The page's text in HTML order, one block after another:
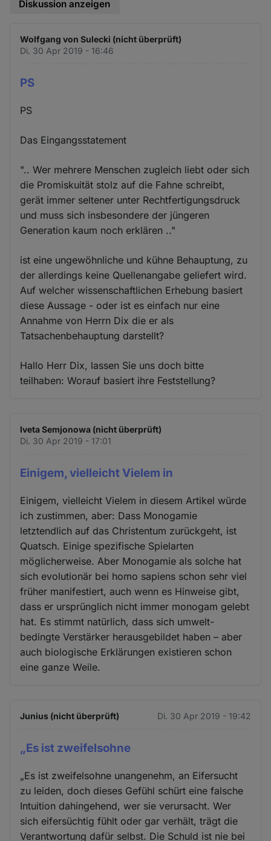
Diskussion anzeigen
Wolfgang von Sulecki (nicht überprüft)
Di. 30 Apr 2019 - 16:46
PS
PS
Das Eingangsstatement
".. Wer mehrere Menschen zugleich liebt oder sich
die Promiskuität stolz auf die Fahne schreibt,
gerät immer seltener unter Rechtfertigungsdruck
und muss sich insbesondere der jüngeren
Generation kaum noch erklären .."
ist eine ungewöhnliche und kühne Behauptung, zu
der allerdings keine Quellenangabe geliefert wird.
Auf welcher wissenschaftlichen Erhebung basiert
diese Aussage - oder ist es einfach nur eine
Annahme von Herrn Dix die er als
Tatsachenbehauptung darstellt?
Hallo Herr Dix, lassen Sie uns doch bitte
teilhaben: Worauf basiert ihre Feststellung?
Iveta Semjonowa (nicht überprüft)
Di. 30 Apr 2019 - 17:01
Einigem, vielleicht Vielem in
Einigem, vielleicht Vielem in diesem Artikel würde
ich zustimmen, aber: Dass Monogamie
letztendlich auf das Christentum zurückgeht, ist
Quatsch. Einige spezifische Spielarten
möglicherweise. Aber Monogamie als solche hat
sich evolutionär bei homo sapiens schon sehr viel
früher manifestiert, auch wenn es Hinweise gibt,
dass er ursprünglich nicht immer monogam gelebt
hat. Es stimmt natürlich, dass sich umwelt-
bedingte Verstärker herausgebildet haben – aber
auch biologische Erklärungen existieren schon
eine ganze Weile.
Junius (nicht überprüft) Di. 30 Apr 2019 - 19:42
„Es ist zweifelsohne
„Es ist zweifelsohne unangenehm, an Eifersucht
zu leiden, doch dieses Gefühl schürt eine falsche
Intuition dahingehend, wer sie verursacht. Wer
sich eifersüchtig fühlt oder gar verhält, trägt die
Verantwortung dafür selbst. Die Schuld ist nie bei